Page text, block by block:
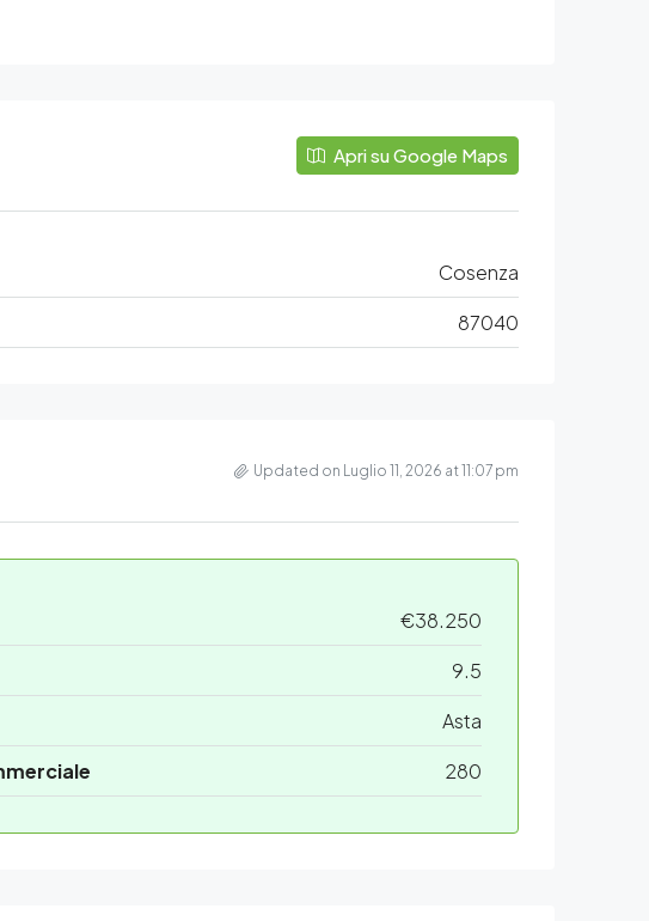
Apri su Google Maps
Cosenza
87040
Updated on Luglio 11, 2026 at 11:07 pm
€38.250
9.5
Asta
280